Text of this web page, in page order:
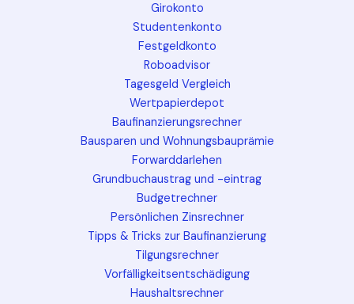
Girokonto
Studentenkonto
Festgeldkonto
Roboadvisor
Tagesgeld Vergleich
Wertpapierdepot
Baufinanzierungsrechner
Bausparen und Wohnungsbauprämie
Forwarddarlehen
Grundbuchaustrag und -eintrag
Budgetrechner
Persönlichen Zinsrechner
Tipps & Tricks zur Baufinanzierung
Tilgungsrechner
Vorfälligkeitsentschädigung
Haushaltsrechner